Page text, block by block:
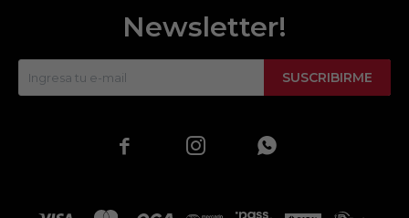
Newsletter!
SUSCRIBIRME
  